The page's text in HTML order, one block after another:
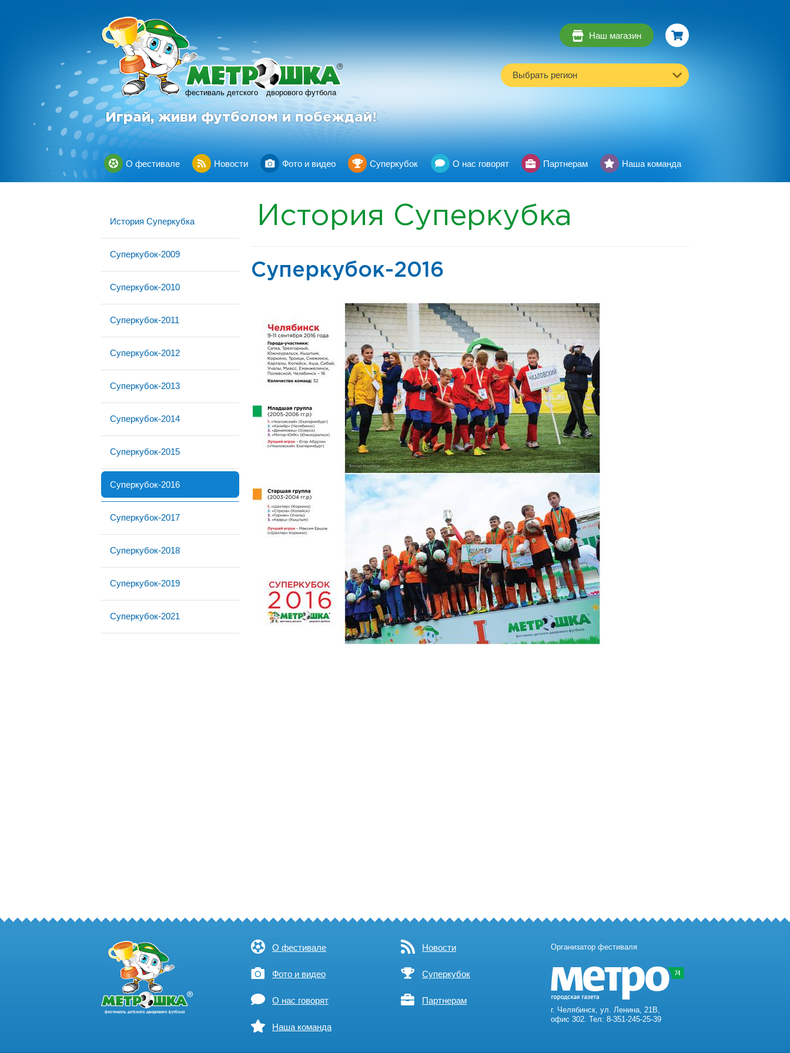
фестиваль детского дворового футбола
R
Играй, живи футболом и побеждай!
Наш магазин
Выбрать регион
О фестивале Новости Фото и видео Суперкубок О нас говорят Партнерам Наша команда
История Суперкубка
Суперкубок-2009
Суперкубок-2010
Суперкубок-2011
Суперкубок-2012
Суперкубок-2013
Суперкубок-2014
Суперкубок-2015
Суперкубок-2016
Суперкубок-2017
Суперкубок-2018
Суперкубок-2019
Суперкубок-2021
История Суперкубка
Суперкубок-2016
О фестивале Новости
Фото и видео Суперкубок
О нас говорят Партнерам
Наша команда
Организатор фестиваля
г. Челябинск, ул. Ленина, 21В,
офис 302. Тел: 8-351-245-25-39